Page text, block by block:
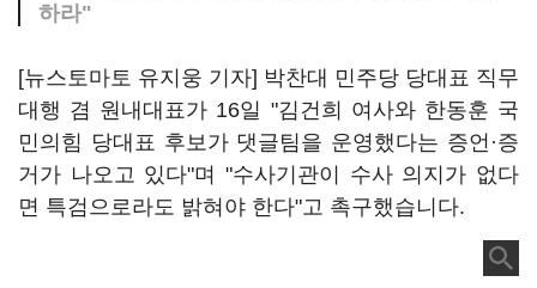
하라"
[뉴스토마토 유지웅 기자] 박찬대 민주당 당대표 직무
대행 겸 원내대표가 16일 "김건희 여사와 한동훈 국
민의힘 당대표 후보가 댓글팀을 운영했다는 증언·증
거가 나오고 있다"며 "수사기관이 수사 의지가 없다
면 특검으로라도 밝혀야 한다"고 촉구했습니다.